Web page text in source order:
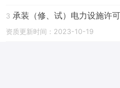
3 承装（修、试）电力设施许
资质更新时间：2023-10-19